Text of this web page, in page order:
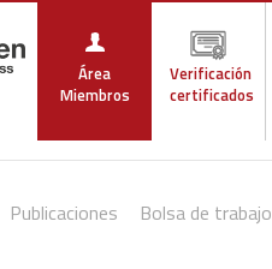
Área
Miembros
Verificación
certificados
Publicaciones Bolsa de trabajo